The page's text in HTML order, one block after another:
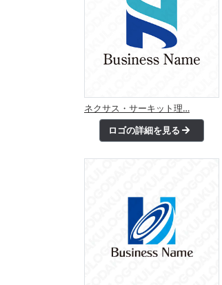
ネクサス・サーキット理…
ロゴの詳細を見る